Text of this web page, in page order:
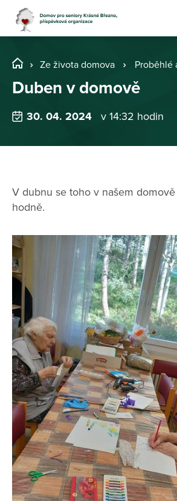
Ze života domova Proběhlé
Duben v domově
30. 04. 2024 v 14:32 hodin
V dubnu se toho v našem
hodně.